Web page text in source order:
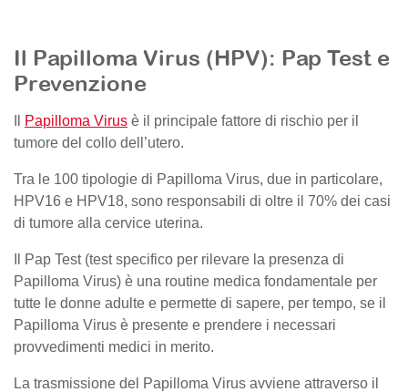
Il Papilloma Virus (HPV): Pap Test e
Prevenzione
Papilloma Virus è il principale fattore di rischio per il
tumore del collo dell’utero.
Tra le 100 tipologie di Papilloma Virus, due in particolare,
HPV16 e HPV18, sono responsabili di oltre il 70% dei casi
di tumore alla cervice uterina.
Il Pap Test (test specifico per rilevare la presenza di
Papilloma Virus) è una routine medica fondamentale per
tutte le donne adulte e permette di sapere, per tempo, se il
Papilloma Virus è presente e prendere i necessari
provvedimenti medici in merito.
La trasmissione del Papilloma Virus avviene attraverso il